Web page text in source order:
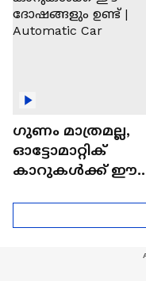
ഗുണം മാത്രമല്ല,
ഓട്ടോമാറ്റിക്
കാറുകൾക്ക് ഈ